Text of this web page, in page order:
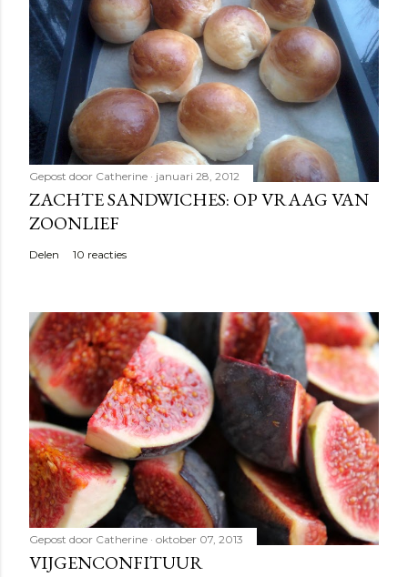
Gepost door Catherine januari 28, 2012
ZACHTE SANDWICHES: OP VRAAG VAN
ZOONLIEF
Delen 10 reacties
Gepost door Catherine oktober 07, 2013
VIJGENCONFITUUR